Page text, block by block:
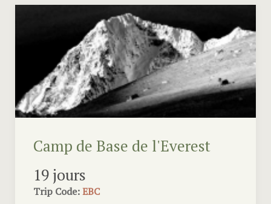
Camp de Base de l'Everest
19 jours
Trip Code:EBC